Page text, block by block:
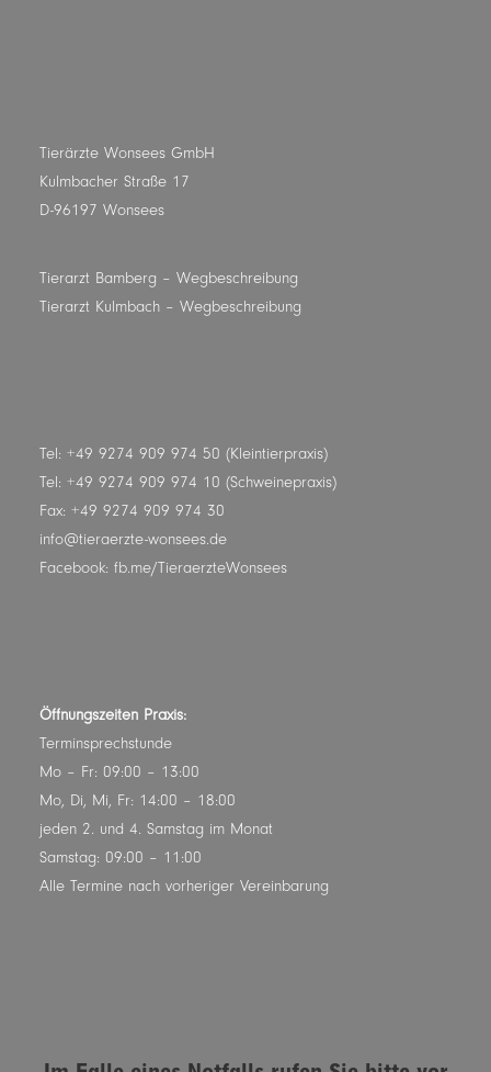
Tierärzte Wonsees GmbH
Kulmbacher Straße 17
D-96197 Wonsees
Tierarzt Bamberg – Wegbeschreibung
Tierarzt Kulmbach – Wegbeschreibung
Tel: +49 9274 909 974 50 (Kleintierpraxis)
Tel: +49 9274 909 974 10 (Schweinepraxis)
Fax: +49 9274 909 974 30
info@tieraerzte-wonsees.de
Facebook: fb.me/TieraerzteWonsees
Öffnungszeiten Praxis:
Terminsprechstunde
Mo – Fr: 09:00 – 13:00
Mo, Di, Mi, Fr: 14:00 – 18:00
jeden 2. und 4. Samstag im Monat
Samstag: 09:00 – 11:00
Alle Termine nach vorheriger Vereinbarung